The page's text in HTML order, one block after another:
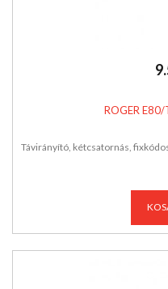
ROGER
Távirányító, kétcsatornás,